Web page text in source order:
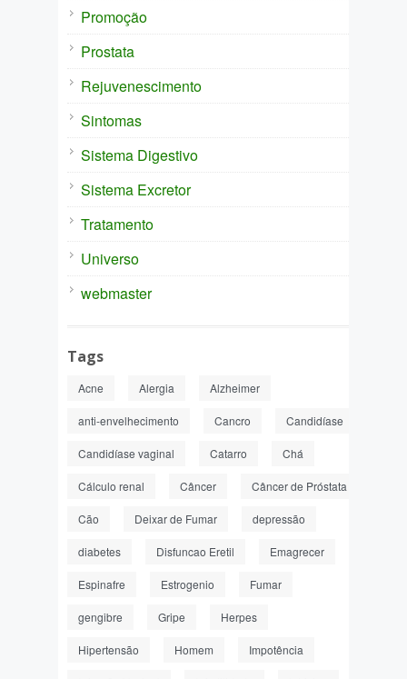
Promoção
Prostata
Rejuvenescimento
Sintomas
Sistema Digestivo
Sistema Excretor
Tratamento
Universo
webmaster
Tags
Acne Alergia Alzheimer
anti-envelhecimento Cancro Candidíase
Candidíase vaginal Catarro Chá
Cálculo renal Câncer Câncer de Próstata
Cão Deixar de Fumar depressão
diabetes Disfuncao Eretil Emagrecer
Espinafre Estrogenio Fumar
gengibre Gripe Herpes
Hipertensão Homem Impotência